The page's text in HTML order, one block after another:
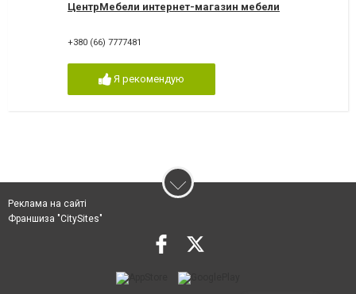
ЦентрМебели интернет-магазин мебели
+380 (66) 7777481
Я рекомендую
Реклама на сайті
Франшиза "CitySites"